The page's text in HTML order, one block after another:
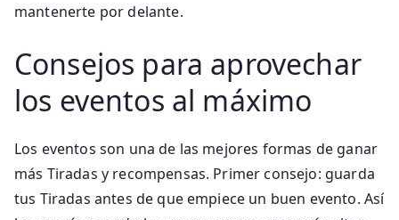
mantenerte por delante.
Consejos para aprovechar
los eventos al máximo
Los eventos son una de las mejores formas de ganar
más Tiradas y recompensas. Primer consejo: guarda
tus Tiradas antes de que empiece un buen evento. Así